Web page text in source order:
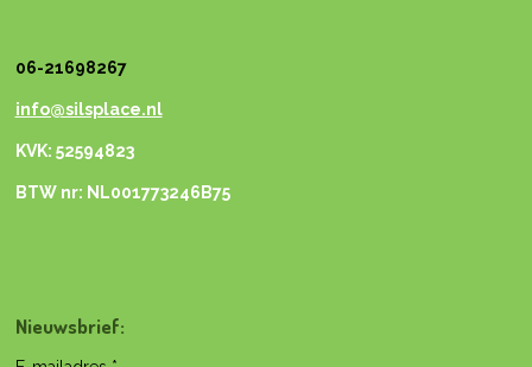
06-21698267
info@silsplace.nl
KVK: 52594823
BTW nr: NL001773246B75
Nieuwsbrief: